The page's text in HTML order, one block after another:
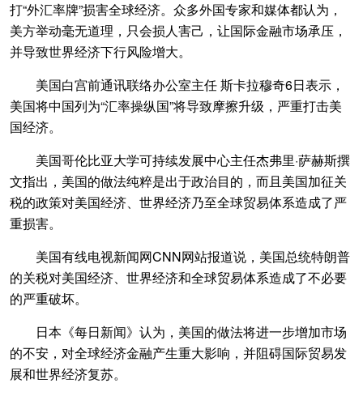
打“外汇率牌”损害全球经济。众多外国专家和媒体都认为，
美方举动毫无道理，只会损人害己，让国际金融市场承压，
并导致世界经济下行风险增大。
美国白宫前通讯联络办公室主任 斯卡拉穆奇6日表示，
美国将中国列为“汇率操纵国”将导致摩擦升级，严重打击美
国经济。
美国哥伦比亚大学可持续发展中心主任杰弗里·萨赫斯撰
文指出，美国的做法纯粹是出于政治目的，而且美国加征关
税的政策对美国经济、世界经济乃至全球贸易体系造成了严
重损害。
美国有线电视新闻网CNN网站报道说，美国总统特朗普
的关税对美国经济、世界经济和全球贸易体系造成了不必要
的严重破坏。
日本《每日新闻》认为，美国的做法将进一步增加市场
的不安，对全球经济金融产生重大影响，并阻碍国际贸易发
展和世界经济复苏。